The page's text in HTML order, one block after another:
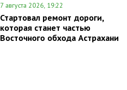
7 августа 2026, 19:22
Стартовал ремонт дороги,
которая станет частью
Восточного обхода Астрахани